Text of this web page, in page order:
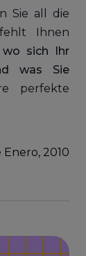
Sie all die
Ihnen
wo sich Ihr
was Sie
perfekte
Enero, 2010